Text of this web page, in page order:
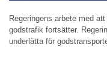
Regeringens arbete med
godstrafik fortsätter.
underlätta för